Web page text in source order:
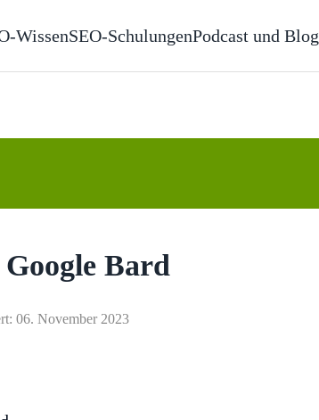
WissenSEO-SchulungenPodcast und Blog
Bard
06. November 2023